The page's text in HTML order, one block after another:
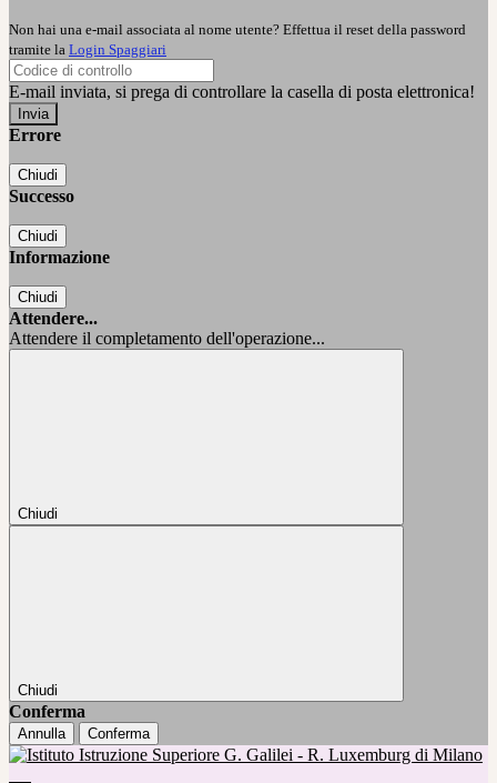
Non hai una e-mail associata al nome utente? Effettua il reset della password
tramite la Login Spaggiari
E-mail inviata, si prega di controllare la casella di posta elettronica!
Errore
Chiudi
Successo
Chiudi
Informazione
Chiudi
Attendere...
Attendere il completamento dell'operazione...
Chiudi
Chiudi
Conferma
Annulla Conferma